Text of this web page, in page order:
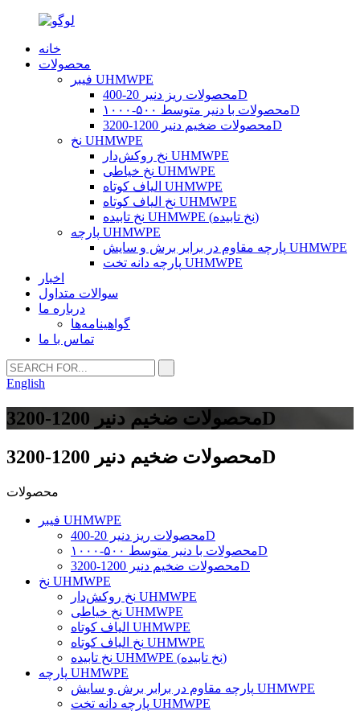
خانه
محصولات
فیبر UHMWPE
محصولات ریز دنیر 20-400D
محصولات با دنیر متوسط ​​۵۰۰-۱۰۰۰D
محصولات ضخیم دنیر 1200-3200D
نخ UHMWPE
نخ روکش‌دار UHMWPE
نخ خیاطی UHMWPE
الیاف کوتاه UHMWPE
نخ الیاف کوتاه UHMWPE
نخ تابیده UHMWPE (نخ تابیده)
پارچه UHMWPE
پارچه مقاوم در برابر برش و سایش UHMWPE
پارچه دانه تخت UHMWPE
اخبار
سوالات متداول
درباره ما
گواهینامه‌ها
تماس با ما
English
محصولات ضخیم دنیر 1200-3200D
محصولات ضخیم دنیر 1200-3200D
محصولات
فیبر UHMWPE
محصولات ریز دنیر 20-400D
محصولات با دنیر متوسط ​​۵۰۰-۱۰۰۰D
محصولات ضخیم دنیر 1200-3200D
نخ UHMWPE
نخ روکش‌دار UHMWPE
نخ خیاطی UHMWPE
الیاف کوتاه UHMWPE
نخ الیاف کوتاه UHMWPE
نخ تابیده UHMWPE (نخ تابیده)
پارچه UHMWPE
پارچه مقاوم در برابر برش و سایش UHMWPE
پارچه دانه تخت UHMWPE